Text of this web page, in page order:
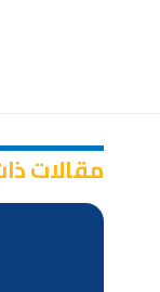
مقالات